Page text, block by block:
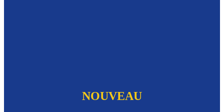
NOUVEAU